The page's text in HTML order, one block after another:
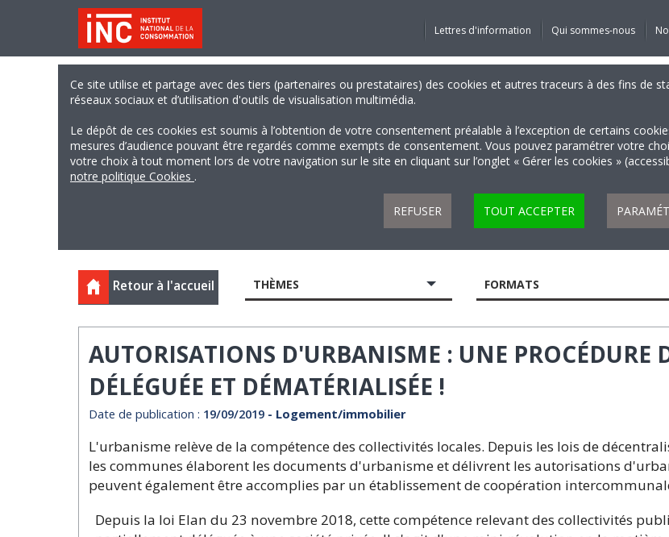
Lettres d'information Qui sommes-nous
Ce site utilise et partage avec des tiers (partenaires ou prestataires) des cookies et autres traceurs à des fins de
réseaux sociaux et d’utilisation d'outils de visualisation multimédia.
Le dépôt de ces cookies est soumis à l’obtention de votre consentement préalable à l’exception de certains
mesures d’audience pouvant être regardés comme exempts de consentement. Vous pouvez paramétrer votre
votre choix à tout moment lors de votre navigation sur le site en cliquant sur l’onglet « Gérer les cookies »
notre politique Cookies .
REFUSER TOUT ACCEPTER
Retour à l'accueil THÈMES FORMATS
AUTORISATIONS D'URBANISME : UNE PROCÉDURE
DÉLÉGUÉE ET DÉMATÉRIALISÉE !
Date de publication : 19/09/2019 - Logement/immobilier
L'urbanisme relève de la compétence des collectivités locales. Depuis les lois de
les communes élaborent les documents d'urbanisme et délivrent les autorisations
peuvent également être accomplies par un établissement de coopération
Depuis la loi Elan du 23 novembre 2018, cette compétence relevant des collectivités